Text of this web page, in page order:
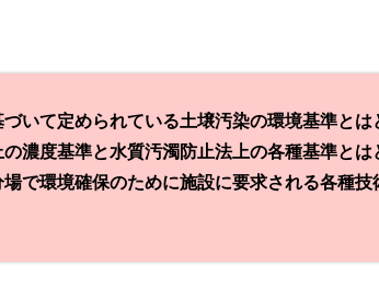
いて定められている土壌汚染の環境基準とは
濃度基準と水質汚濁防止法上の各種基準とは
で環境確保のために施設に要求される各種技